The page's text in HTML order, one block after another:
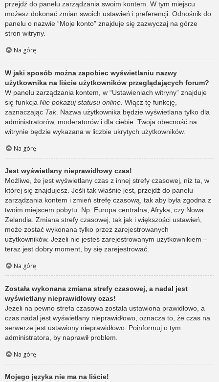
przejdź do panelu zarządzania swoim kontem. W tym miejscu
możesz dokonać zmian swoich ustawień i preferencji. Odnośnik do
panelu o nazwie “Moje konto” znajduje się zazwyczaj na górze
stron witryny.
Na górę
W jaki sposób można zapobiec wyświetlaniu nazwy
użytkownika na liście użytkowników przeglądających forum?
W panelu zarządzania kontem, w “Ustawieniach witryny” znajduje
się funkcja Nie pokazuj statusu online . Włącz tę funkcję,
zaznaczając Tak. Nazwa użytkownika będzie wyświetlana tylko dla
administratorów, moderatorów i dla ciebie. Twoja obecność na
witrynie będzie wykazana w liczbie ukrytych użytkowników.
Na górę
Jest wyświetlany nieprawidłowy czas!
Możliwe, że jest wyświetlany czas z innej strefy czasowej, niż ta, w
której się znajdujesz. Jeśli tak właśnie jest, przejdź do panelu
zarządzania kontem i zmień strefę czasową, tak aby była zgodna z
twoim miejscem pobytu. Np. Europa centralna, Afryka, czy Nowa
Zelandia. Zmiana strefy czasowej, tak jak i większości ustawień,
może zostać wykonana tylko przez zarejestrowanych
użytkowników. Jeżeli nie jesteś zarejestrowanym użytkownikiem –
teraz jest dobry moment, by się zarejestrować.
Na górę
Została wykonana zmiana strefy czasowej, a nadal jest
wyświetlany nieprawidłowy czas!
Jeżeli na pewno strefa czasowa została ustawiona prawidłowo, a
czas nadal jest wyświetlany nieprawidłowo, oznacza to, że czas na
serwerze jest ustawiony nieprawidłowo. Poinformuj o tym
administratora, by naprawił problem.
Na górę
Mojego języka nie ma na liście!